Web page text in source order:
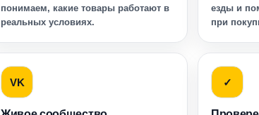
понимаем, какие товары работают в
реальных условиях.
езды и
при
VK ✓